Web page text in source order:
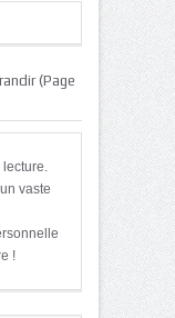
(Page
vaste
!